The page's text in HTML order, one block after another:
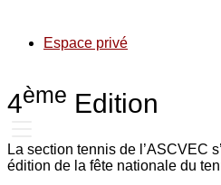
Espace privé
4ème Edition
La section tennis de l’ASCVEC
édition de la fête nationale du